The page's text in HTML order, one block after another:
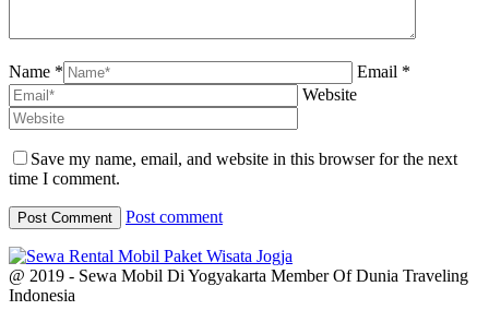
Name *
Email *
Website
Save my name, email, and website in this browser for the next
time I comment.
Post comment
@ 2019 - Sewa Mobil Di Yogyakarta Member Of Dunia Traveling
Indonesia